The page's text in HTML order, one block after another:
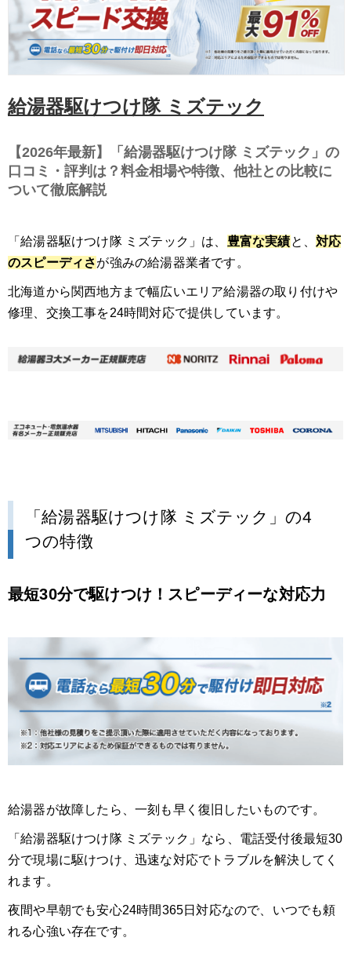
給湯器駆けつけ隊 ミズテック
【2026年最新】「給湯器駆けつけ隊 ミズテック」の
口コミ・評判は？料金相場や特徴、他社との比較に
ついて徹底解説
「給湯器駆けつけ隊 ミズテック」は、 豊富な実績と、対応
のスピーディさが強みの給湯器業者です。
北海道から関西地方まで幅広いエリア給湯器の取り付けや
修理、交換工事を24時間対応で提供しています。
「給湯器駆けつけ隊 ミズテック」の4
つの特徴
最短30分で駆けつけ！スピーディーな対応力
給湯器が故障したら、一刻も早く復旧したいものです。
「給湯器駆けつけ隊 ミズテック」なら、電話受付後最短30
分で現場に駆けつけ、迅速な対応でトラブルを解決してく
れます。
夜間や早朝でも安心24時間365日対応なので、いつでも頼
れる心強い存在です。